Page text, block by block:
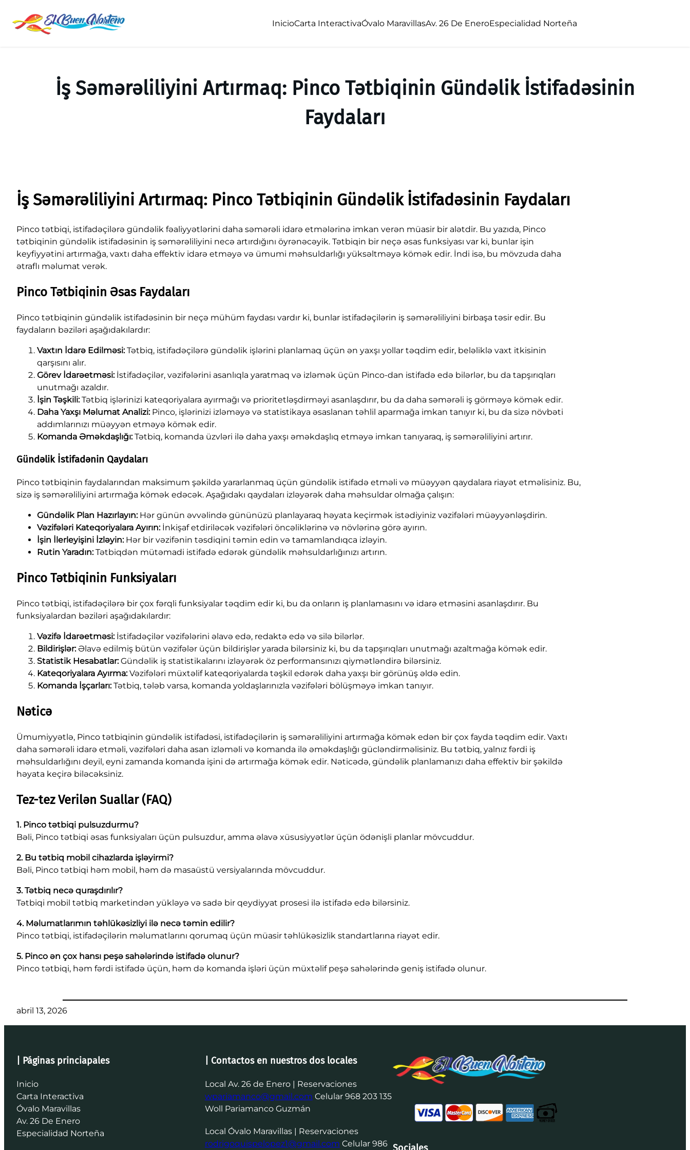
InicioCarta InteractivaÓvalo MaravillasAv. 26 De EneroEspecialidad Norteña
İş Səmərəliliyini Artırmaq: Pinco Tətbiqinin Gündəlik İstifadəsinin
Faydaları
İş Səmərəliliyini Artırmaq: Pinco Tətbiqinin Gündəlik İstifadəsinin Faydaları
Pinco tətbiqi, istifadəçilərə gündəlik fəaliyyətlərini daha səmərəli idarə etmələrinə imkan verən müasir bir alətdir. Bu yazıda, Pinco
tətbiqinin gündəlik istifadəsinin iş səmərəliliyini necə artırdığını öyrənəcəyik. Tətbiqin bir neçə əsas funksiyası var ki, bunlar işin
keyfiyyətini artırmağa, vaxtı daha effektiv idarə etməyə və ümumi məhsuldarlığı yüksəltməyə kömək edir. İndi isə, bu mövzuda daha
ətraflı məlumat verək.
Pinco Tətbiqinin Əsas Faydaları
Pinco tətbiqinin gündəlik istifadəsinin bir neçə mühüm faydası vardır ki, bunlar istifadəçilərin iş səmərəliliyini birbaşa təsir edir. Bu
faydaların bəziləri aşağıdakılardır:
Vaxtın İdarə Edilməsi:Tətbiq, istifadəçilərə gündəlik işlərini planlamaq üçün ən yaxşı yollar təqdim edir, beləliklə vaxt itkisinin
qarşısını alır.
Görev İdarəetməsi:İstifadəçilər, vəzifələrini asanlıqla yaratmaq və izləmək üçün Pinco-dan istifadə edə bilərlər, bu da tapşırıqları
unutmağı azaldır.
İşin Təşkili:Tətbiq işlərinizi kateqoriyalara ayırmağı və prioritetləşdirməyi asanlaşdırır, bu da daha səmərəli iş görməyə kömək edir.
Daha Yaxşı Məlumat Analizi:Pinco, işlərinizi izləməyə və statistikaya əsaslanan təhlil aparmağa imkan tanıyır ki, bu da sizə növbəti
addımlarınızı müəyyən etməyə kömək edir.
Komanda Əməkdaşlığı:Tətbiq, komanda üzvləri ilə daha yaxşı əməkdaşlıq etməyə imkan tanıyaraq, iş səmərəliliyini artırır.
Gündəlik İstifadənin Qaydaları
Pinco tətbiqinin faydalarından maksimum şəkildə yararlanmaq üçün gündəlik istifadə etməli və müəyyən qaydalara riayət etməlisiniz. Bu,
sizə iş səmərəliliyini artırmağa kömək edəcək. Aşağıdakı qaydaları izləyərək daha məhsuldar olmağa çalışın:
Gündəlik Plan Hazırlayın:Hər günün əvvəlində gününüzü planlayaraq həyata keçirmək istədiyiniz vəzifələri müəyyənləşdirin.
Vəzifələri Kateqoriyalara Ayırın:İnkişaf etdiriləcək vəzifələri öncəliklərinə və növlərinə görə ayırın.
İşin İlerleyişini İzləyin:Hər bir vəzifənin təsdiqini təmin edin və tamamlandıqca izləyin.
Rutin Yaradın:Tətbiqdən mütəmadi istifadə edərək gündəlik məhsuldarlığınızı artırın.
Pinco Tətbiqinin Funksiyaları
Pinco tətbiqi, istifadəçilərə bir çox fərqli funksiyalar təqdim edir ki, bu da onların iş planlamasını və idarə etməsini asanlaşdırır. Bu
funksiyalardan bəziləri aşağıdakılardır:
Vəzifə İdarəetməsi:İstifadəçilər vəzifələrini əlavə edə, redaktə edə və silə bilərlər.
Bildirişlər:Əlavə edilmiş bütün vəzifələr üçün bildirişlər yarada bilərsiniz ki, bu da tapşırıqları unutmağı azaltmağa kömək edir.
Statistik Hesabatlar:Gündəlik iş statistikalarını izləyərək öz performansınızı qiymətləndirə bilərsiniz.
Kateqoriyalara Ayırma:Vəzifələri müxtəlif kateqoriyalarda təşkil edərək daha yaxşı bir görünüş əldə edin.
Komanda İşçarları:Tətbiq, tələb varsa, komanda yoldaşlarınızla vəzifələri bölüşməyə imkan tanıyır.
Nəticə
Ümumiyyətlə, Pinco tətbiqinin gündəlik istifadəsi, istifadəçilərin iş səmərəliliyini artırmağa kömək edən bir çox fayda təqdim edir. Vaxtı
daha səmərəli idarə etməli, vəzifələri daha asan izləməli və komanda ilə əməkdaşlığı gücləndirməlisiniz. Bu tətbiq, yalnız fərdi iş
məhsuldarlığını deyil, eyni zamanda komanda işini də artırmağa kömək edir. Nəticədə, gündəlik planlamanızı daha effektiv bir şəkildə
həyata keçirə biləcəksiniz.
Tez-tez Verilən Suallar (FAQ)
1. Pinco tətbiqi pulsuzdurmu?
Bəli, Pinco tətbiqi əsas funksiyaları üçün pulsuzdur, amma əlavə xüsusiyyətlər üçün ödənişli planlar mövcuddur.
2. Bu tətbiq mobil cihazlarda işləyirmi?
Bəli, Pinco tətbiqi həm mobil, həm də masaüstü versiyalarında mövcuddur.
3. Tətbiq necə quraşdırılır?
Tətbiqi mobil tətbiq marketindən yükləyə və sadə bir qeydiyyat prosesi ilə istifadə edə bilərsiniz.
4. Məlumatlarımın təhlükəsizliyi ilə necə təmin edilir?
Pinco tətbiqi, istifadəçilərin məlumatlarını qorumaq üçün müasir təhlükəsizlik standartlarına riayət edir.
5. Pinco ən çox hansı peşə sahələrində istifadə olunur?
Pinco tətbiqi, həm fərdi istifadə üçün, həm də komanda işləri üçün müxtəlif peşə sahələrində geniş istifadə olunur.
abril 13, 2026
| Páginas princiapales
Inicio
Carta Interactiva
Óvalo Maravillas
Av. 26 De Enero
Especialidad Norteña
| Contactos en nuestros dos locales
Local Av. 26 de Enero | Reservaciones
wpariamanco@gmail.com Celular 968 203 135
Woll Pariamanco Guzmán
Local Óvalo Maravillas | Reservaciones
rodrigoquispelopez1@gmail.com Celular 986